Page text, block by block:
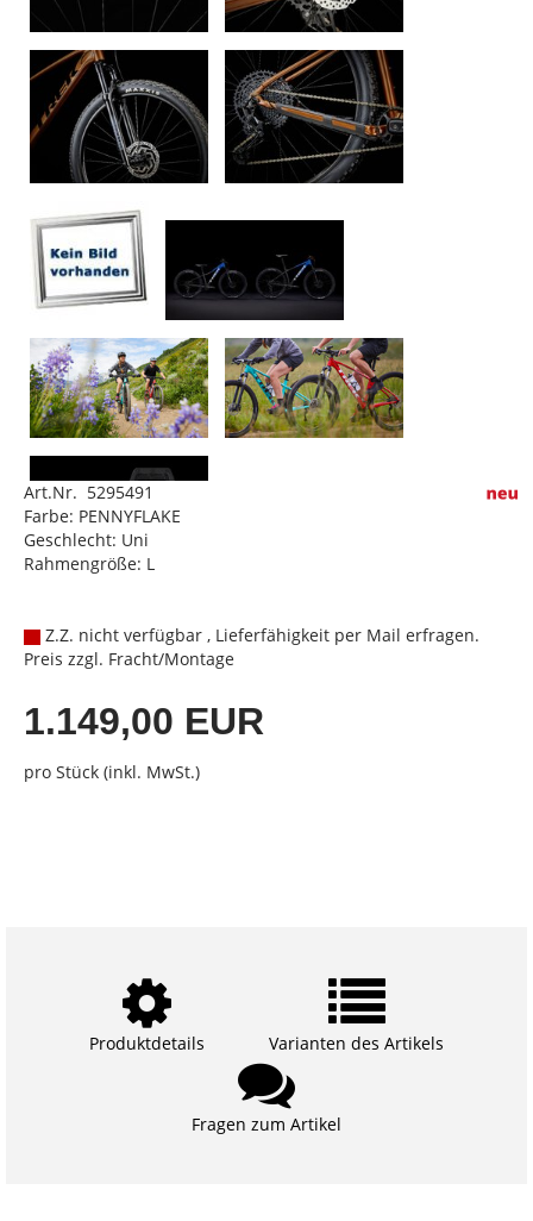
Art.Nr. 5295491
Farbe: PENNYFLAKE
Geschlecht: Uni
Rahmengröße: L
Z.Z. nicht verfügbar , Lieferfähigkeit per Mail erfragen.
Preis zzgl. Fracht/Montage
1.149,00 EUR
pro Stück (inkl. MwSt.)
Produktdetails Varianten des Artikels
Fragen zum Artikel